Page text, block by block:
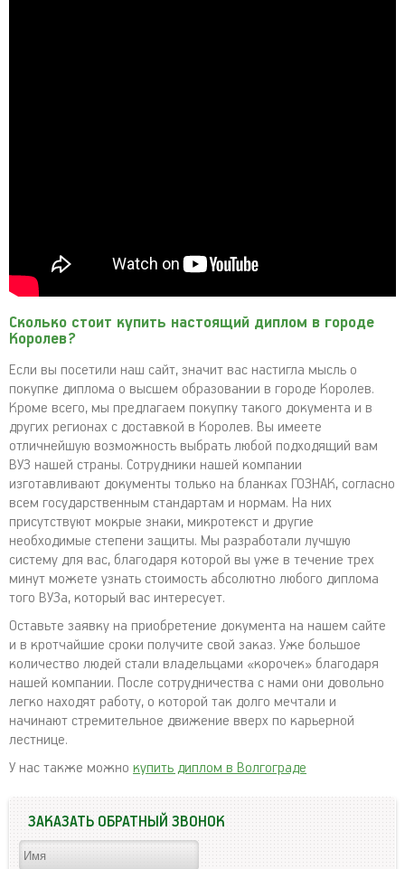
Сколько стоит купить настоящий диплом в городе
Королев?
Если вы посетили наш сайт, значит вас настигла мысль о
покупке диплома о высшем образовании в городе Королев.
Кроме всего, мы предлагаем покупку такого документа и в
других регионах с доставкой в Королев. Вы имеете
отличнейшую возможность выбрать любой подходящий вам
ВУЗ нашей страны. Сотрудники нашей компании
изготавливают документы только на бланках ГОЗНАК, согласно
всем государственным стандартам и нормам. На них
присутствуют мокрые знаки, микротекст и другие
необходимые степени защиты. Мы разработали лучшую
систему для вас, благодаря которой вы уже в течение трех
минут можете узнать стоимость абсолютно любого диплома
того ВУЗа, который вас интересует.
Оставьте заявку на приобретение документа на нашем сайте
и в кротчайшие сроки получите свой заказ. Уже большое
количество людей стали владельцами «корочек» благодаря
нашей компании. После сотрудничества с нами они довольно
легко находят работу, о которой так долго мечтали и
начинают стремительное движение вверх по карьерной
лестнице.
У нас также можно купить диплом в Волгограде
ЗАКАЗАТЬ ОБРАТНЫЙ ЗВОНОК